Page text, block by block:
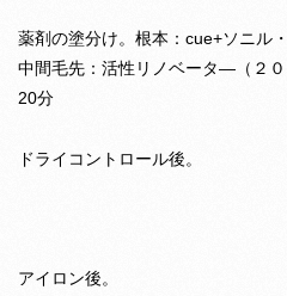
薬剤の塗分け。根本：cue+ソニル
中間毛先：活性リノベータ―（２０
20分
ドライコントロール後。
アイロン後。